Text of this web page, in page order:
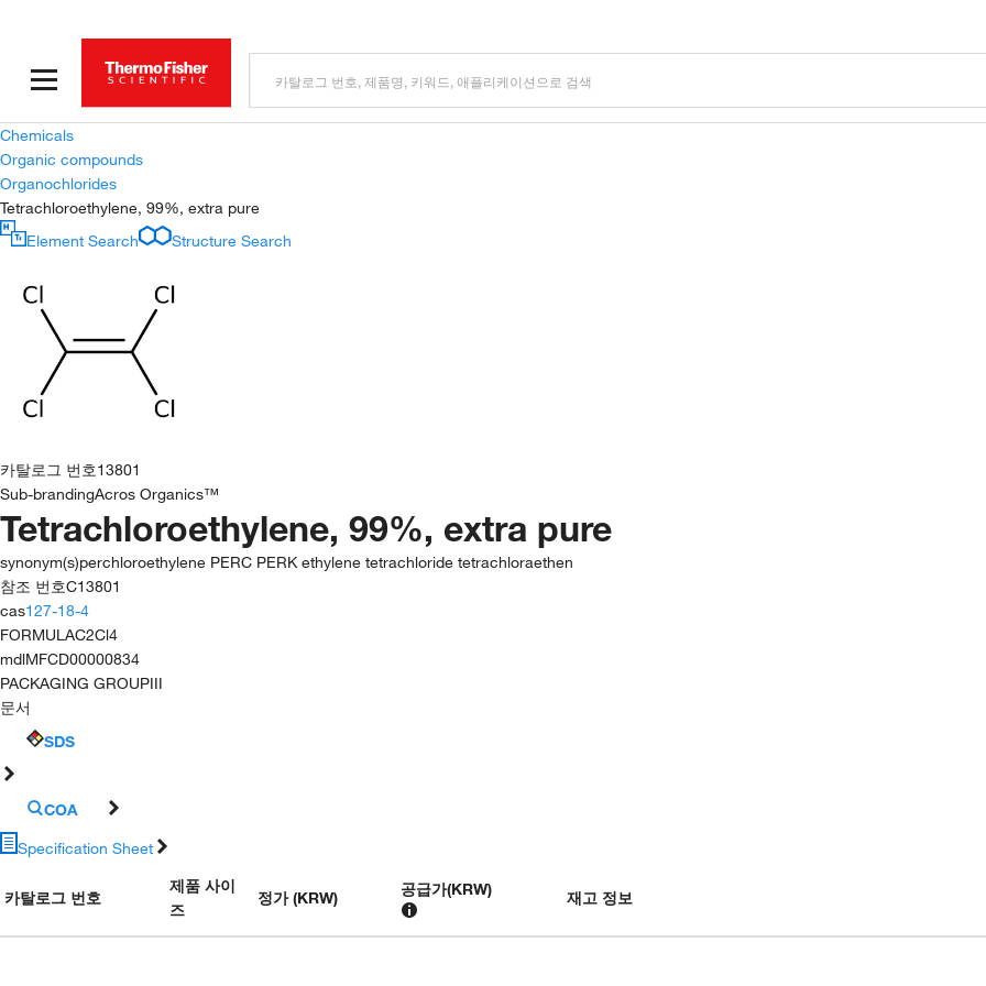
Chemicals
Organic compounds
Organochlorides
Tetrachloroethylene, 99%, extra pure
Element Search
Structure Search
카탈로그 번호13801
Sub-brandingAcros Organics™
Tetrachloroethylene, 99%, extra pure
synonym(s)perchloroethylene PERC PERK ethylene tetrachloride tetrachloraethen
참조 번호C13801
cas127-18-4
FORMULAC2Cl4
mdlMFCD00000834
PACKAGING GROUPIII
문서
SDS
COA
Specification Sheet
카탈로그 번호
제품 사이
즈
정가 (KRW) 공급가(KRW) 재고 정보